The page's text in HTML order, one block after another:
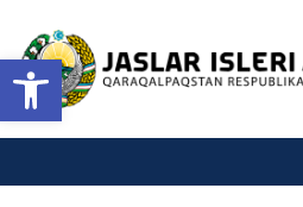
Open toolbar
content
Ózbekstan